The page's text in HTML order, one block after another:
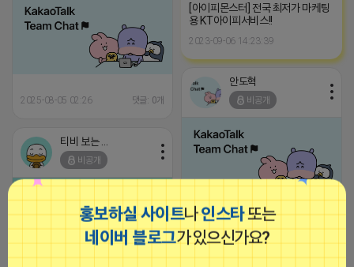
홍보하실 사이트나인스타또는
네이버 블로그가 있으신가요?
[아이피몬스터] 전국 최저가 마케팅
용 KT아이피서비스!!
2023-09-06 14:23:39
2025-08-05 02:26 댓글: 0개
안도혁
비공개
2025-08-05 01:15
비공개